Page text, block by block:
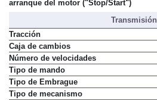
arranque del motor ("Stop/Start")
Transmisión
Tracción
Caja de cambios
Número de velocidades
Tipo de mando
Tipo de Embrague
Tipo de mecanismo